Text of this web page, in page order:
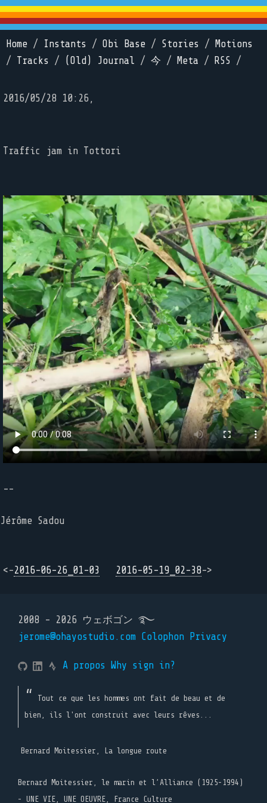
Home / Instants / Obi Base / Stories /
Motions
/ Tracks / (Old) Journal / 今 / Meta / RSS /
2016/05/28 10:26,
Traffic jam in Tottori
--
Jérôme Sadou
<-2016-06-26_01-03 2016-05-19_02-38->
2008 - 2026 ウェボゴン ࿐
jerome@ohayostudio.com Colophon Privacy
A propos Why sign in?
Tout ce que les hommes ont fait de beau et de
bien, ils l'ont construit avec leurs rêves...
Bernard Moitessier, La longue route
Bernard Moitessier, le marin et l’Alliance (1925-1994)
- UNE VIE, UNE OEUVRE, France Culture